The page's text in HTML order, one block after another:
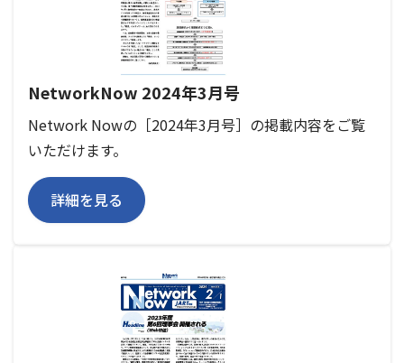
NetworkNow 2024年3月号
Network Nowの［2024年3月号］の掲載内容をご覧
いただけます。
詳細を見る